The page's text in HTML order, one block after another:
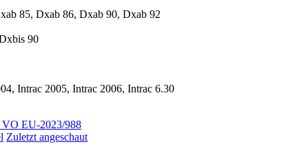
85, Dxab 86, Dxab 90, Dxab 92
90
Intrac 2005, Intrac 2006, Intrac 6.30
VO EU-2023/988
Zuletzt angeschaut